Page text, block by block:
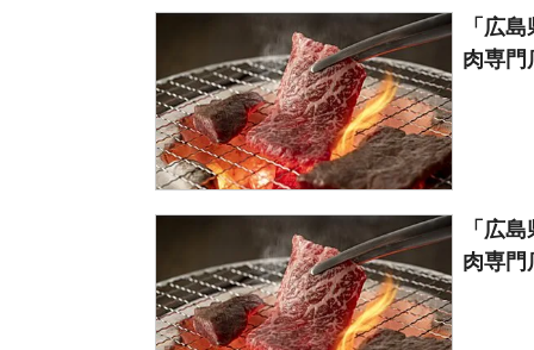
「広
肉専門
「広
肉専門